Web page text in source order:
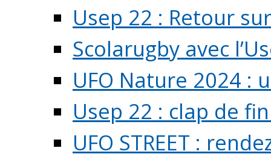
Usep 22 : Retour
Scolarugby avec
UFO Nature 2024 :
Usep 22 : clap de
UFO STREET :